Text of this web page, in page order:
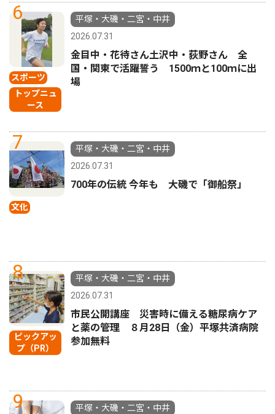
6
スポーツ
トップニュ
ース
平塚・大磯・二宮・中井
2026.07.31
金目中・花待さん土沢中・荻野さん 全
国・関東で活躍誓う 1500ｍと100ｍに出
場
7
文化
平塚・大磯・二宮・中井
2026.07.31
700年の伝統 今年も 大磯で「御船祭」
8
ピックアッ
プ（PR）
平塚・大磯・二宮・中井
2026.07.31
市民公開講座 災害時に備える糖尿病ケア
と薬の管理 ８月28日（金）平塚共済病院
参加無料
9
平塚・大磯・二宮・中井